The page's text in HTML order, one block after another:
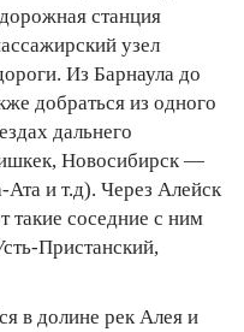
станция
узел
Из Барнаула до
добраться из одного
дальнего
Новосибирск —
и т.д). Через Алейск
такие соседние с ним
Пристанский,
в долине рек Алея и